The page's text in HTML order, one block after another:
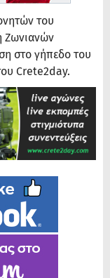
του
Ζωνιανών
στο γήπεδο του
Crete2day.